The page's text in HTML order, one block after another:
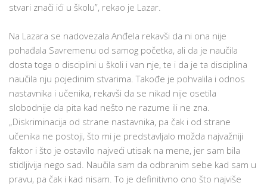
stvari znači ići u školu”, rekao je Lazar.
Na Lazara se nadovezala Anđela rekavši da ni ona nije
pohađala Savremenu od samog početka, ali da je naučila
dosta toga o disciplini u školi i van nje, te i da je ta disciplina
naučila nju pojedinim stvarima. Takođe je pohvalila i odnos
nastavnika i učenika, rekavši da se nikad nije osetila
slobodnije da pita kad nešto ne razume ili ne zna.
„Diskriminacija od strane nastavnika, pa čak i od strane
učenika ne postoji, što mi je predstavljalo možda najvažniji
faktor i što je ostavilo najveći utisak na mene, jer sam bila
stidljivija nego sad. Naučila sam da odbranim sebe kad sam u
pravu, pa čak i kad nisam. To je definitivno ono što najviše